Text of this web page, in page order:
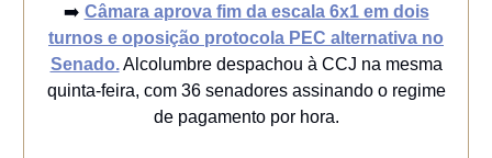
➡️ Câmara aprova fim da escala 6x1 em dois
turnos e oposição protocola PEC alternativa no
Senado.Alcolumbre despachou à CCJ na mesma
quinta-feira, com 36 senadores assinando o regime
de pagamento por hora.